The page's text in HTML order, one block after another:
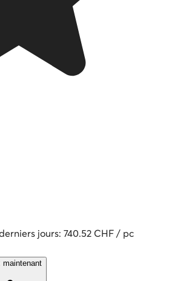
jours: 740.52 CHF/ pc
maintenant